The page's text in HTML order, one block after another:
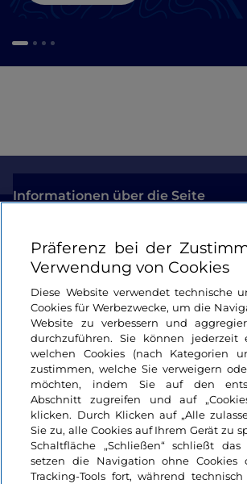
Informationen über die Seite
Nützliche Links
Login
Bleiben wir in Kontakt
Präferenz bei der
Verwendung von Cookies
Diese Website verwendet technische
Cookies für Werbezwecke, um die
Website zu verbessern und
durchzuführen. Sie können jederzeit
welchen Cookies (nach Kategorien
zustimmen, welche Sie verweigern
möchten, indem Sie auf den
Abschnitt zugreifen und auf
klicken. Durch Klicken auf „Alle
Sie zu, alle Cookies auf Ihrem Gerät zu
Schaltfläche „Schließen“ schließt das
setzen die Navigation ohne Cookies
Tracking-Tools fort, während